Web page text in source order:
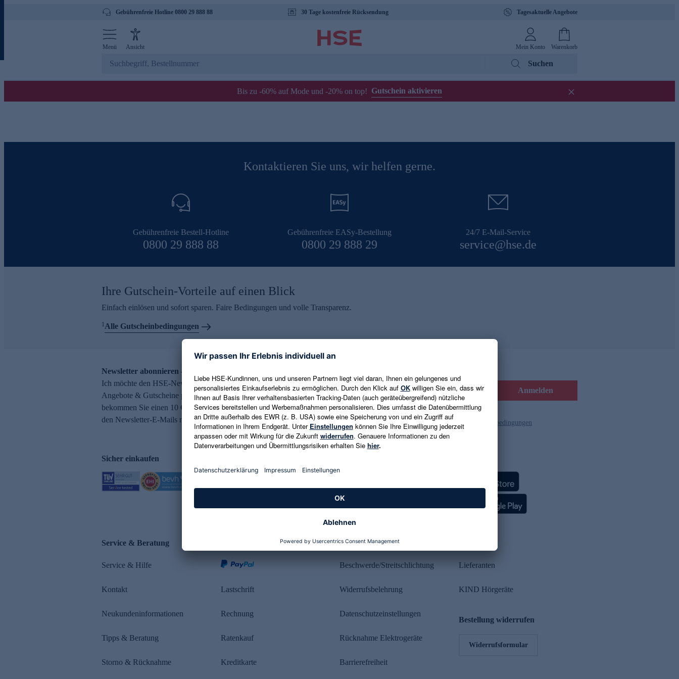
Gebührenfreie Hotline 0800 29 888 88 30 Tage kostenfreie Rücksendung Tagesaktuelle Angebote
Menü Ansicht Mein Konto Warenkorb
Suchen
Bis zu -60% auf Mode und -20% on top! Gutschein aktivieren
Kontaktieren Sie uns, wir helfen gerne.
Gebührenfreie Bestell-Hotline
0800 29 888 88
Gebührenfreie EASy-Bestellung
0800 29 888 29
24/7 E-Mail-Service
service@hse.de
Ihre Gutschein-Vorteile auf einen Blick
Einfach einlösen und sofort sparen. Faire Bedingungen und volle Transparenz.
1Alle Gutscheinbedingungen
Newsletter abonnieren – 10 € Gutschein erhalten
Ich möchte den HSE-Newsletter abonnieren und aktuelle Trends,
Angebote & Gutscheine per E-Mail erhalten. Als Dankeschön
bekommen Sie einen 10 € Gutschein. Eine Abmeldung ist jederzeit in
den Newsletter-E-Mails möglich.
E-Mail-Adresse eingeben Anmelden
Es gelten die Datenschutzrichtlinien und die Gutscheinbedingungen
Sicher einkaufen
Service & Beratung
Service & Hilfe
Kontakt
Neukundeninformationen
Tipps & Beratung
Storno & Rücknahme
Lastschrift
Rechnung
Ratenkauf
Kreditkarte
Rechtliches
Beschwerde/Streitschlichtung
Widerrufsbelehrung
Datenschutzeinstellungen
Rücknahme Elektrogeräte
Barrierefreiheit
Lieferanten
KIND Hörgeräte
Bestellung widerrufen
Widerrufsformular